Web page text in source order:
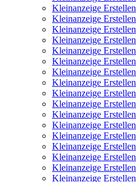
Kleinanzeige Erstellen
Kleinanzeige Erstellen
Kleinanzeige Erstellen
Kleinanzeige Erstellen
Kleinanzeige Erstellen
Kleinanzeige Erstellen
Kleinanzeige Erstellen
Kleinanzeige Erstellen
Kleinanzeige Erstellen
Kleinanzeige Erstellen
Kleinanzeige Erstellen
Kleinanzeige Erstellen
Kleinanzeige Erstellen
Kleinanzeige Erstellen
Kleinanzeige Erstellen
Kleinanzeige Erstellen
Kleinanzeige Erstellen